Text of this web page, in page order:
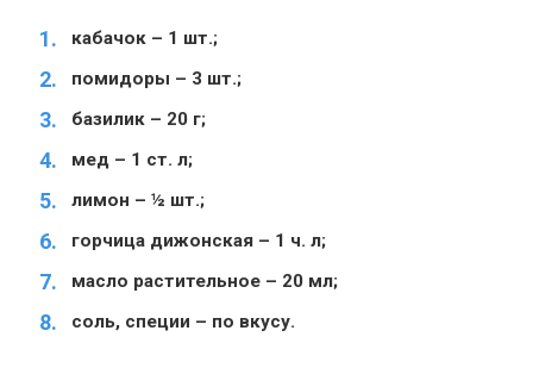
кабачок – 1 шт.;
помидоры – 3 шт.;
базилик – 20 г;
мед – 1 ст. л;
лимон – ½ шт.;
горчица дижонская – 1 ч. л;
масло растительное – 20 мл;
соль, специи – по вкусу.